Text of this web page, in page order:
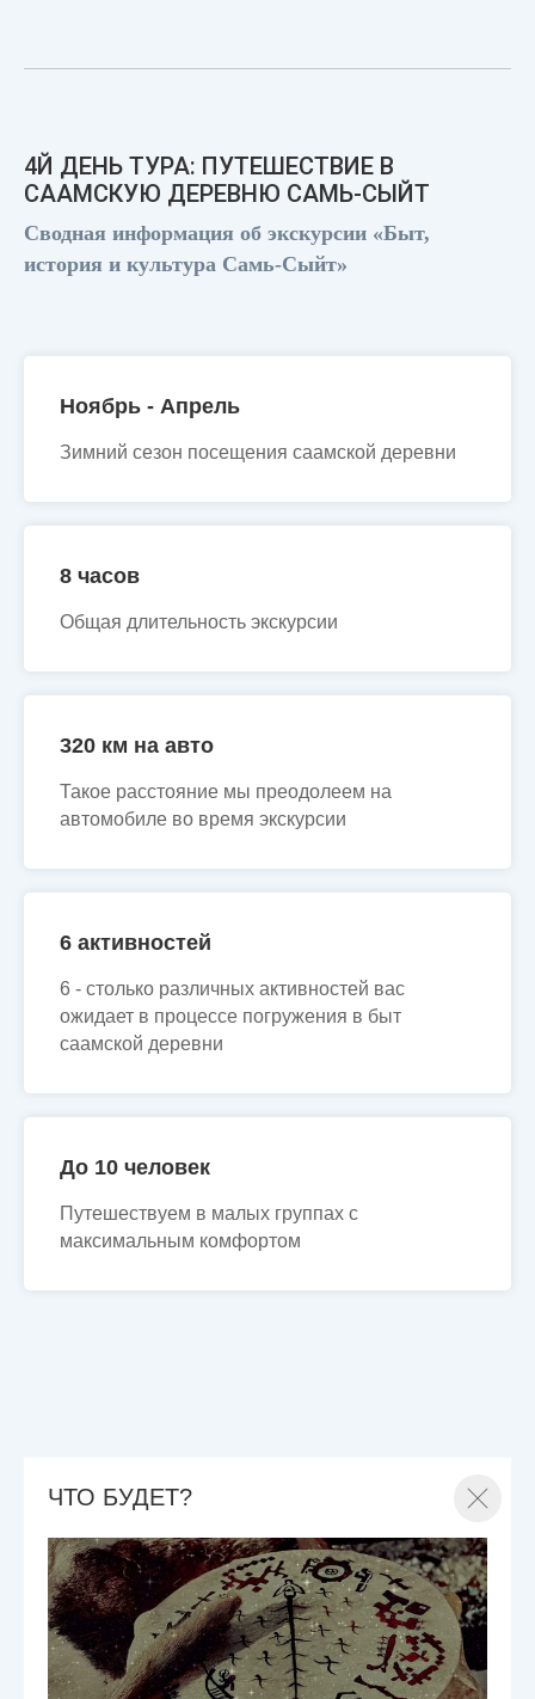
4Й ДЕНЬ ТУРА: ПУТЕШЕСТВИЕ В
СААМСКУЮ ДЕРЕВНЮ САМЬ-СЫЙТ
Сводная информация об экскурсии «Быт,
история и культура Самь-Сыйт»
Ноябрь - Апрель
Зимний сезон посещения саамской деревни
8 часов
Общая длительность экскурсии
320 км на авто
Такое расстояние мы преодолеем на
автомобиле во время экскурсии
6 активностей
6 - столько различных активностей вас
ожидает в процессе погружения в быт
саамской деревни
До 10 человек
Путешествуем в малых группах с
максимальным комфортом
ЧТО БУДЕТ?